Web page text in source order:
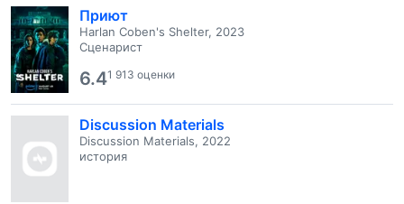
Приют
Harlan Coben's Shelter, 2023
Сценарист
6.41 913 оценки
Discussion Materials
Discussion Materials, 2022
история